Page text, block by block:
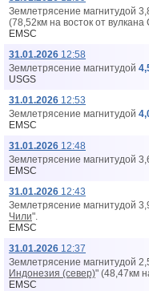
Землетрясение магнитудой
(78,52км на восток от
EMSC
31.01.2026 12:58
Землетрясение магнитудой
USGS
31.01.2026 12:53
Землетрясение магнитудой
EMSC
31.01.2026 12:48
Землетрясение магнитудой
EMSC
31.01.2026 12:43
Землетрясение магнитудой
Чили".
EMSC
31.01.2026 12:37
Землетрясение магнитудой
Индонезия (север)" (48,47км
EMSC